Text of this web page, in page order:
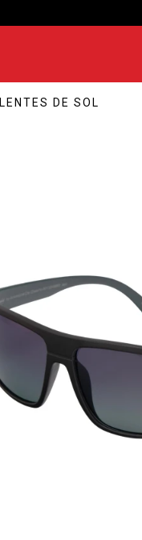
LENTES DE SOL